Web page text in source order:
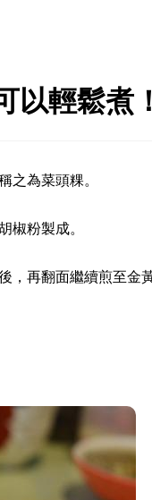
以輕鬆煮！
之為菜頭粿。
椒粉製成。
，再翻面繼續煎至金